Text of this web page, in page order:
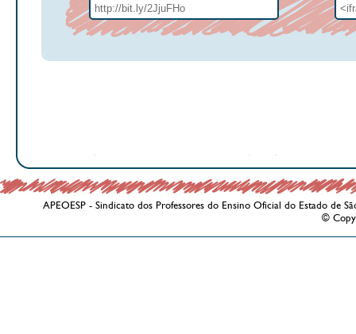
APEOESP - Sindicato dos Professores do Ensino Oficial do Estado de
©